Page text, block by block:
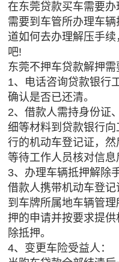
在东莞贷款买车需要
需要到车管所办理车
道如何去办理解压手
吧!
东莞不押车贷款解押需
1、电话咨询贷款银行
确认是否已还清。
2、借款人需持身份证
细等材料到贷款银行
行的机动车登记证，然
等待工作人员核对信息
3、办理车辆抵押解除
借款人携带机动车登
到车牌所属地车辆管
押的申请并按要求提
除抵押。
4、变更车险受益人：